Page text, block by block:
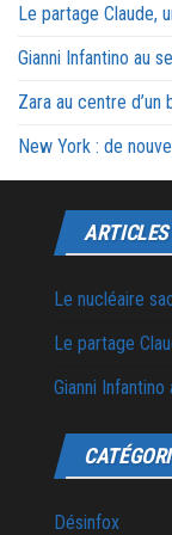
Le partage Claude,
Gianni Infantino au
Zara au centre d’un
New York : de
Le nucléaire
Le partage
Gianni
Désinfox